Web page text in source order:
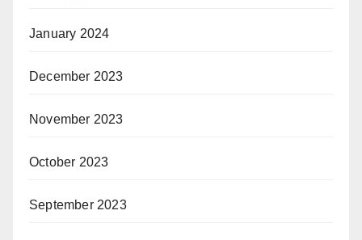
January 2024
December 2023
November 2023
October 2023
September 2023